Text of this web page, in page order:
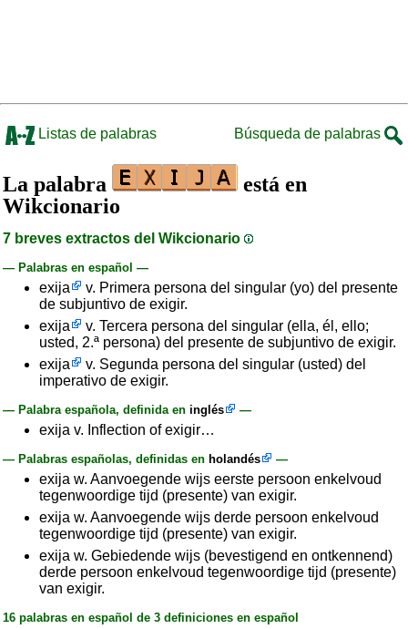
Listas de palabras Búsqueda de palabras
La palabra
está en
Wikcionario
7 breves extractos del Wikcionario
— Palabras en español —
exija
v. Primera persona del singular (yo) del presente
de subjuntivo de exigir.
exija
v. Tercera persona del singular (ella, él, ello;
usted, 2.ª persona) del presente de subjuntivo de exigir.
exija
v. Segunda persona del singular (usted) del
imperativo de exigir.
— Palabra española, definida en inglés —
exija v. Inflection of exigir…
— Palabras españolas, definidas en holandés —
exija w. Aanvoegende wijs eerste persoon enkelvoud
tegenwoordige tijd (presente) van exigir.
exija w. Aanvoegende wijs derde persoon enkelvoud
tegenwoordige tijd (presente) van exigir.
exija w. Gebiedende wijs (bevestigend en ontkennend)
derde persoon enkelvoud tegenwoordige tijd (presente)
van exigir.
16 palabras en español de 3 definiciones en español